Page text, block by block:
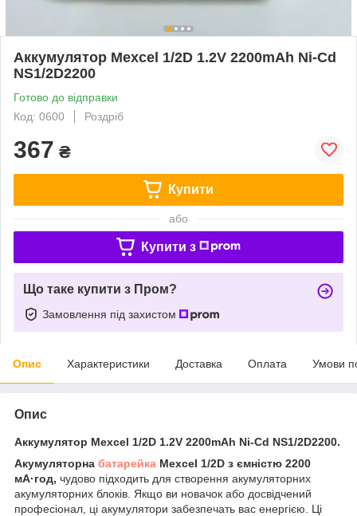
Аккумулятор Mexcel 1/2D 1.2V 2200mAh Ni-Cd
NS1/2D2200
Готово до відправки
Код: 0600
Роздріб
367 ₴
Купити
або
Купити з
Що таке купити з Пром?
Замовлення під захистом
Опис Характеристики Доставка Оплата Умови
Опис
Аккумулятор Mexcel 1/2D 1.2V 2200mAh Ni-Cd NS1/2D2200.
Акумуляторна батарейка Mexcel 1/2D з ємністю 2200
мА·год, чудово підходить для створення акумуляторних
акумуляторних блоків. Якщо ви новачок або досвідчений
професіонал, ці акумулятори забезпечать вас енергією. Ці